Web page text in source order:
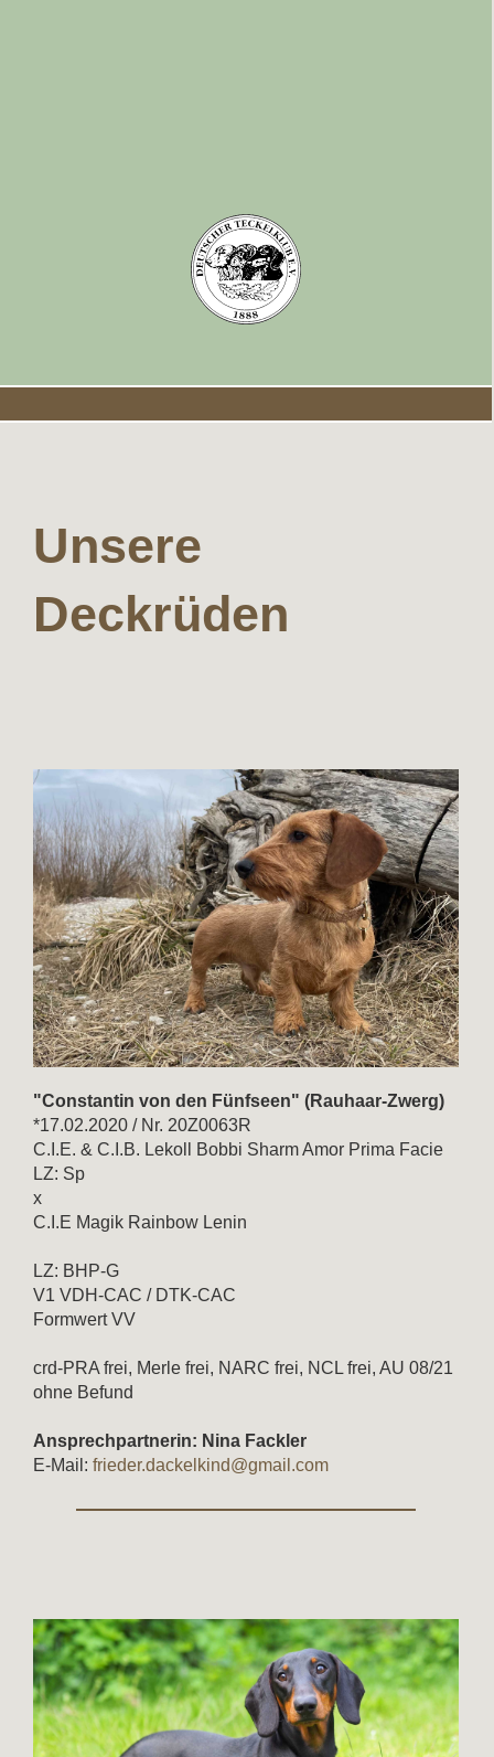
Unsere
Deckrüden
"Constantin von den Fünfseen" (Rauhaar-Zwerg)
*17.02.2020 / Nr. 20Z0063R
C.I.E. & C.I.B. Lekoll Bobbi Sharm Amor Prima Facie
LZ: Sp
x
C.I.E Magik Rainbow Lenin
LZ: BHP-G
V1 VDH-CAC / DTK-CAC
Formwert VV
crd-PRA frei, Merle frei, NARC frei, NCL frei, AU 08/21
ohne Befund
Ansprechpartnerin: Nina Fackler
E-Mail: frieder.dackelkind@gmail.com